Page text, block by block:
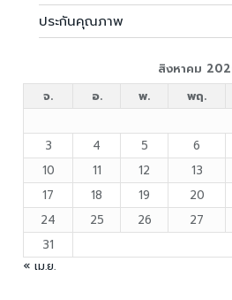
ประกันคุณภาพ
สิงหาคม
จ.
อ. พ. พฤ.
3
4 5 6
10
11 12 13
17
18 19 20
24
25 26 27
31
« เม.ย.